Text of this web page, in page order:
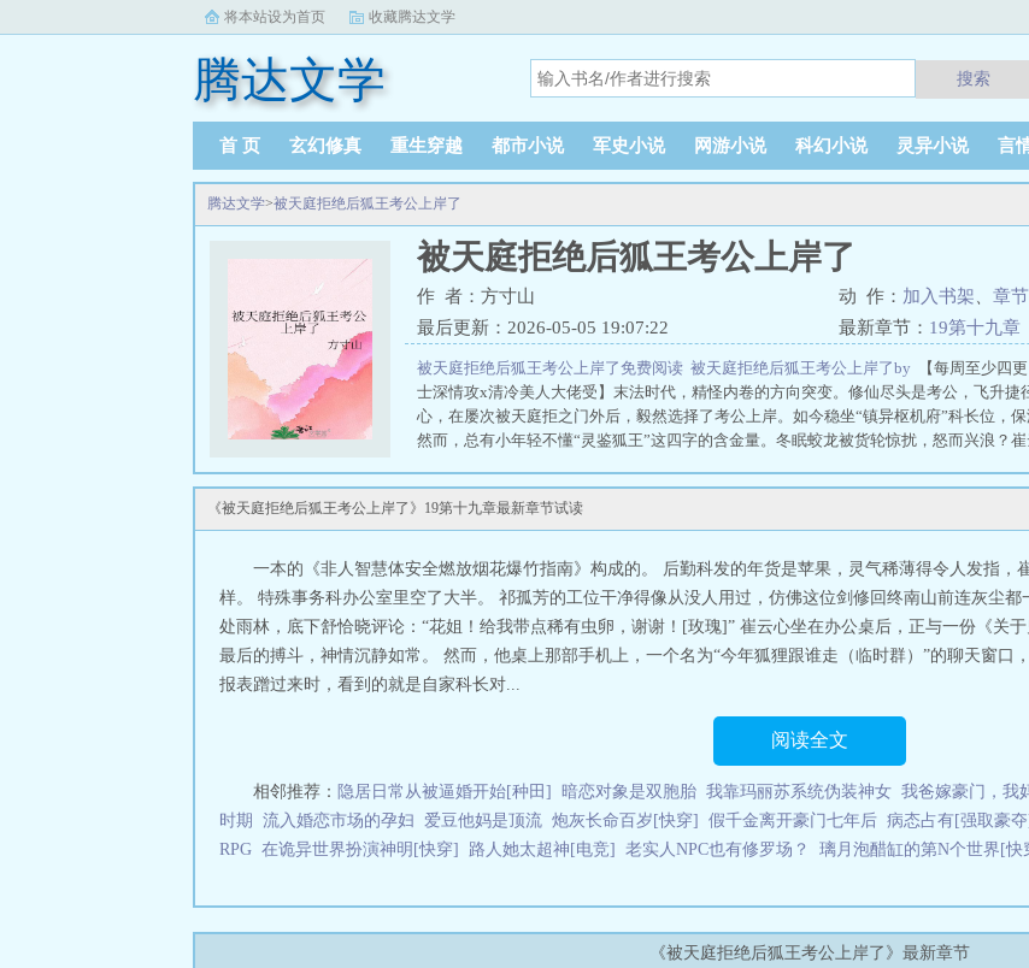
将本站设为首页 收藏腾达文学
腾达文学 搜索
首 页 玄幻修真 重生穿越 都市小说 军史小说 网游小说 科幻小说 灵异小说 言
腾达文学>被天庭拒绝后狐王考公上岸了
被天庭拒绝后狐王考公上岸了
作 者：方寸山 动 作： 加入书架 章
最后更新：2026-05-05 19:07:22
最新章节： 19第十九章
被天庭拒绝后狐王考公上岸了免费阅读 被天庭拒绝后狐王考公上岸了by
【每周至少四
士深情攻x清冷美人大佬受】末法时代，精怪内卷的方向突变。修仙尽头是考公，飞升
心，在屡次被天庭拒之门外后，毅然选择了考公上岸。如今稳坐“镇异枢机府”科长位，
然而，总有小年轻不懂“灵鉴狐王”这四字的含金量。冬眠蛟龙被货轮惊扰，怒而兴浪？
了一眼天空，挽起袖子：“等我拧到第八个头，剩下那个大概就肯写检讨了。”结果只拧
爪印！让我先认错！”鬼门关年久失修，造成百鬼夜行？崔云心单手扣住摇晃的城门，对
石来，把门和诸位一起焊死。”鬼差瑟瑟发抖：“换！连夜换！大佬您先松手——” *崔
地奇葩。尤其是那个叫何厌深的小道士。此人命格凶煞，喝水塞牙，吃饭烫嘴，煮碗泡
气玩意儿，早晚被崔科长扫地出门。无人知晓，只有何厌深见过崔云心长发披散、眸含
然的鬼王之相，将狐王牢牢抵在桌前。姿态强横，言辞却卑微：“科长……您今日对别
息。”滔天鬼气骤然温顺。何厌深眼底猩红褪尽，埋头蹭了蹭崔云心的颈窝，像一只
南：1、1v1，强强，he2、有大纲，有存稿，不弃坑***预收：《请煞》【架空民国+民
忆人机受】死去的第十年，楚声停揭开自己的棺材，爬回了这片正在腐烂的人间。他没
只勉强捏出个人形。第一次进庙，楚声停就感觉到，有东西透过了那团泥胎，死死凝视
无人回应。可他转身时，身后传来一声轻响。——神像向他挪近了一步。自此，从不做
婪得不容挣脱。楚声停毫不抗拒，还在一次次缠绵中越陷越深。“你……究竟是谁？”喘
的低笑贴着他耳廓响起，如毒蛇缠绕脖颈，“负心之人，可是要受罚的。”楚声停不想
可名，不可状。这片土地上的人们，已与“太无”们同生共栖了数千年。人们习惯了头顶
西，还长着很多奇怪的触手，你一定会嫌弃的吧……”楚声停（认真思考）（变成一团凝
《被天庭拒绝后狐王考公上岸了》19第十九章最新章节试读
一本的《非人智慧体安全燃放烟花爆竹指南》构成的。 后勤科发的年货是苹果，灵气稀薄得令人发指，
样。 特殊事务科办公室里空了大半。 祁孤芳的工位干净得像从没人用过，仿佛这位剑修回终南山前连灰尘
处雨林，底下舒恰晓评论：“花姐！给我带点稀有虫卵，谢谢！[玫瑰]” 崔云心坐在办公桌后，正与一份《关
最后的搏斗，神情沉静如常。 然而，他桌上那部手机上，一个名为“今年狐狸跟谁走（临时群）”的聊天窗口
报表蹭过来时，看到的就是自家科长对...
阅读全文
相邻推荐： 隐居日常从被逼婚开始[种田] 暗恋对象是双胞胎 我靠玛丽苏系统伪装神女 我爸嫁豪门，我
时期
流入婚恋市场的孕妇 爱豆他妈是顶流 炮灰长命百岁[快穿] 假千金离开豪门七年后 病态占有[强取豪
RPG 在诡异世界扮演神明[快穿] 路人她太超神[电竞] 老实人NPC也有修罗场？ 璃月泡醋缸的第N个世界[快
《被天庭拒绝后狐王考公上岸了》最新章节